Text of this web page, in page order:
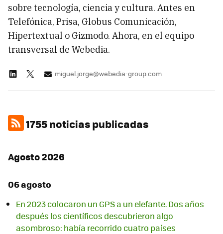
sobre tecnología, ciencia y cultura. Antes en
Telefónica, Prisa, Globus Comunicación,
Hipertextual o Gizmodo. Ahora, en el equipo
transversal de Webedia.
miguel.jorge@webedia-group.com
1755 noticias publicadas
Agosto 2026
06 agosto
En 2023 colocaron un GPS a un elefante. Dos años
después los científicos descubrieron algo
asombroso: había recorrido cuatro países